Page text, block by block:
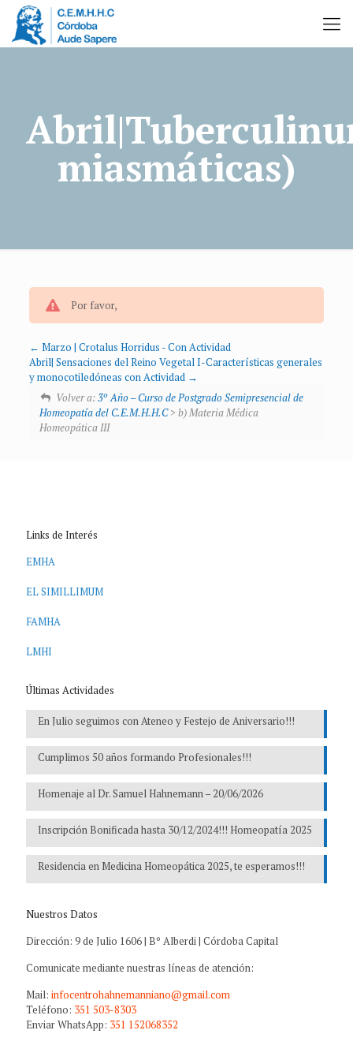
miasmáticas)
Por favor,
Marzo | Crotalus Horridus - Con Actividad
Abril| Sensaciones del Reino Vegetal I-Características generales
y monocotiledóneas con Actividad
Volver a:3º Año – Curso de Postgrado Semipresencial de
Homeopatía del C.E.M.H.H.C> b) Materia Médica
Homeopática III
Links de Interés
EMHA
EL SIMILLIMUM
FAMHA
LMHI
Últimas Actividades
En Julio seguimos con Ateneo y Festejo de Aniversario!!!
Cumplimos 50 años formando Profesionales!!!
Homenaje al Dr. Samuel Hahnemann – 20/06/2026
Inscripción Bonificada hasta 30/12/2024!!! Homeopatía 2025
Residencia en Medicina Homeopática 2025, te esperamos!!!
Nuestros Datos
Dirección: 9 de Julio 1606 | Bº Alberdi | Córdoba Capital
Comunicate mediante nuestras líneas de atención:
Mail: infocentrohahnemanniano@gmail.com
Teléfono: 351 503-8303
Enviar WhatsApp: 351 152068352